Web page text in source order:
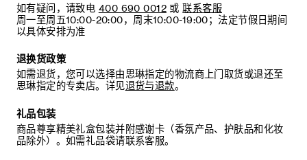
如有疑问，请致电 400 690 0012 或 联系客服
周一至周五10:00-20:00，周末10:00-19:00；法定节假日期间
以具体安排为准
退换货政策
如需退货，您可以选择由思琳指定的物流商上门取货或退还至
思琳指定的专卖店。详见退货与退款。
礼品包装
商品尊享精美礼盒包装并附感谢卡（香氛产品、护肤品和化妆
品除外）。如需礼品袋请联系客服。